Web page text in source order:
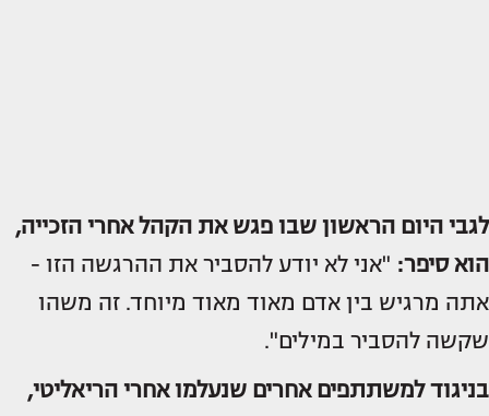
לגבי היום הראשון שבו פגש את הקהל אחרי הזכייה,
הוא סיפר: "אני לא יודע להסביר את ההרגשה הזו -
אתה מרגיש בין אדם מאוד מאוד מיוחד. זה משהו
שקשה להסביר במילים".
בניגוד למשתתפים אחרים שנעלמו אחרי הריאליטי,